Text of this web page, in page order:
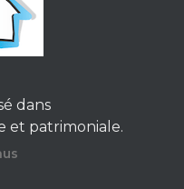
dans
et patrimoniale.